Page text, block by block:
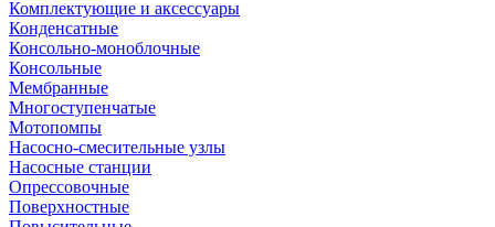
Комплектующие и аксессуары
Конденсатные
Консольно-моноблочные
Консольные
Мембранные
Многоступенчатые
Мотопомпы
Насосно-смесительные узлы
Насосные станции
Опрессовочные
Поверхностные